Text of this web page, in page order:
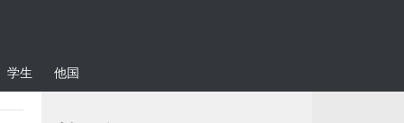
学生 他国